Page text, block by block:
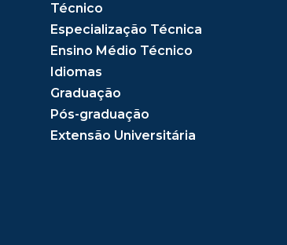
Técnico
Especialização Técnica
Ensino Médio Técnico
Idiomas
Graduação
Pós-graduação
Extensão Universitária